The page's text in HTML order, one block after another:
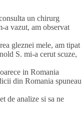
un chirurg
a vazut, am observat
gleznei mele, am tipat
S. mi-a cerut scuze,
in Romania
din Romania spuneau
de analize si sa ne